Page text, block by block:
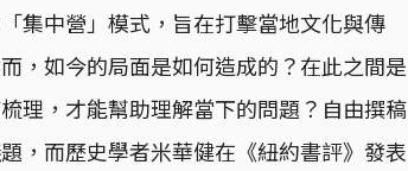
集中營」模式，旨在打擊當地文化與傳
，如今的局面是如何造成的？在此之間是
理，才能幫助理解當下的問題？自由撰稿
，而歷史學者米華健在《紐約書評》發表